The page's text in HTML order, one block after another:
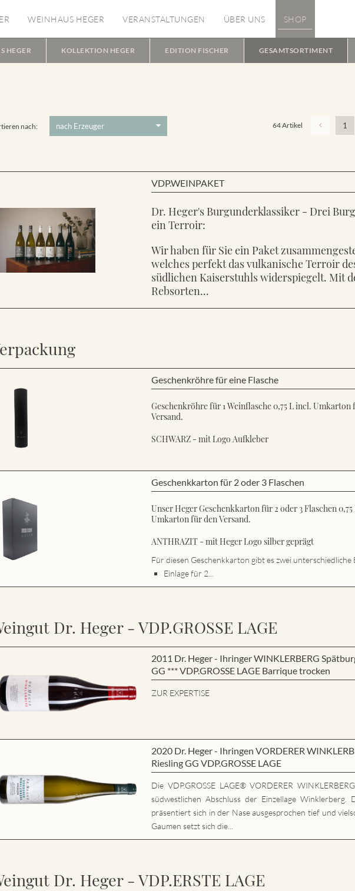
WEINHAUS HEGER VERANSTALTUNGEN ÜBER UNS SHOP
HEGER KOLLEKTION HEGER EDITION FISCHER GESAMTSORTIMENT
nach: 64 Artikel 1
VDP.WEINPAKET
Dr. Heger's Burgunderklassiker - Drei
ein Terroir:
Wir haben für Sie ein Paket
welches perfekt das vulkanische Terroir
südlichen Kaiserstuhls widerspiegelt. Mit
Rebsorten...
Geschenkröhre für eine Flasche
Geschenkröhre für 1 Weinflasche 0,75 L incl. Umkarton
Versand.
SCHWARZ - mit Logo Aufkleber
Geschenkkarton für 2 oder 3 Flaschen
Unser Heger Geschenkkarton für 2 oder 3 Flaschen
Umkarton für den Versand.
ANTHRAZIT - mit Heger Logo silber geprägt
Für diesen Geschenkkarton gibt es zwei unterschiedliche
Einlage für 2...
Dr. Heger - VDP.GROSSE LAGE
2011 Dr. Heger - Ihringer WINKLERBERG
GG *** VDP.GROSSE LAGE Barrique trocken
ZUR EXPERTISE
2020 Dr. Heger - Ihringen VORDERER
Riesling GG VDP.GROSSE LAGE
Die VDP.GROSSE LAGE® VORDERER
südwestlichen Abschluss der Einzellage Winklerberg.
präsentiert sich in der Nase ausgesprochen tief und
Gaumen setzt sich die...
Dr. Heger - VDP.ERSTE LAGE